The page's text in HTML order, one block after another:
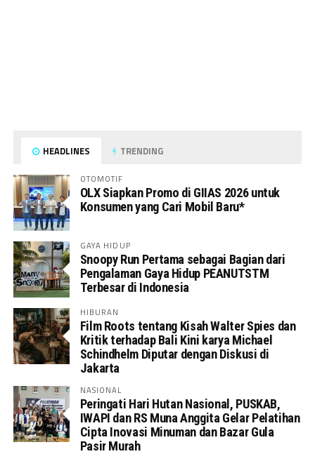
HEADLINES TRENDING
OTOMOTIF
OLX Siapkan Promo di GIIAS 2026 untuk
Konsumen yang Cari Mobil Baru*
GAYA HIDUP
Snoopy Run Pertama sebagai Bagian dari
Pengalaman Gaya Hidup PEANUTSTM
Terbesar di Indonesia
HIBURAN
Film Roots tentang Kisah Walter Spies dan
Kritik terhadap Bali Kini karya Michael
Schindhelm Diputar dengan Diskusi di
Jakarta
NASIONAL
Peringati Hari Hutan Nasional, PUSKAB,
IWAPI dan RS Muna Anggita Gelar Pelatihan
Cipta Inovasi Minuman dan Bazar Gula
Pasir Murah